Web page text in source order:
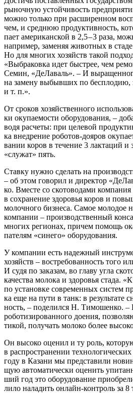
рыноч­ную устой­чи­вость
мож­но толь­ко при рас­ши­рен­ном
чем, и сред­нюю про­дук­тив­ность,
па­ет аме­ри­кан­ской в 2,5 – 3 раза,
напри­мер, заме­няя живот­ных в
Но для мно­гих хозяйств такой
«Выбра­ков­ка идет быст­рее, чем
Семин, «ДеЛа­валь». – И
на заме­ну выбыв­ших по бес­пло­дию,
и т. п.».
От сро­ков хозяй­ствен­но­го
ки оку­па­е­мо­сти обо­ру­до­ва­ния, –
во­дя рас­че­ты: при целе­вой
ка внед­ре­ние робо­тов-доя­ров
ва­нии коров в тече­ние 3 лак­та­ций и
«слу­жат» пять.
Став­ку нуж­но сде­лать на
– об этом гово­рил и дирек­тор
ко. Вме­сте со ско­то­во­да­ми
в сохра­не­ние здо­ро­вья коров и
молоч­но­го биз­не­са. Самое моло­дое
ком­па­нии – про­из­вод­ствен­ный
мно­гих реги­о­нах, при­чем помощь
па­те­лям «сине­го» оборудования.
У ком­па­нии есть надеж­ный
хозяйств – вос­тре­бо­ван­ность того
И судя по зака­зам, во гла­ву угла
каче­ства моло­ка и здо­ро­вья ста­да.
по уста­нов­ке совре­мен­ных систем
ка еще на пути в танк: в резуль­та­те
ность, – поде­лил­ся Н. Тимо­шен­ко. –
робо­ти­зи­ро­ван­но­го дое­ния,
ти­кой, полу­чать моло­ко более
Он высо­ко оце­нил и ту роль,
в рас­про­стра­не­нии
году в Каза­ни мы пред­ста­ви­ли
щую авто­ма­ти­че­ски оце­нить
ший год это обо­ру­до­ва­ние
ли­ло нала­дить онлайн-кон­троль за 8